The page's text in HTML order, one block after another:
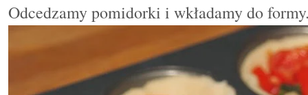
Odcedzamy pomidorki i wkładamy do